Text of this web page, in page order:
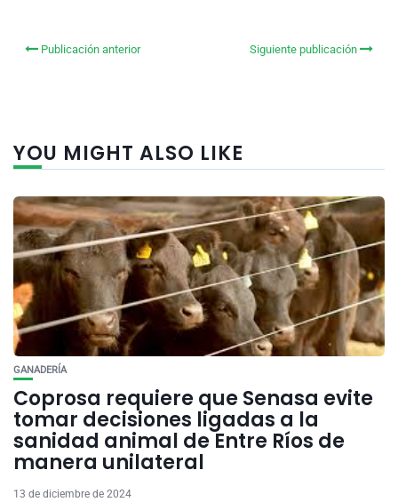
Publicación anterior Siguiente publicación
YOU MIGHT ALSO LIKE
GANADERÍA
Coprosa requiere que Senasa evite
tomar decisiones ligadas a la
sanidad animal de Entre Ríos de
manera unilateral
13 de diciembre de 2024